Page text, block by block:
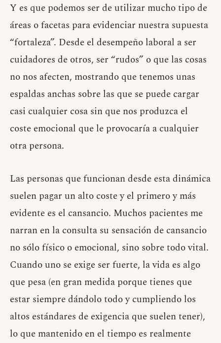
Y es que podemos ser de utilizar mucho tipo de
áreas o facetas para evidenciar nuestra supuesta
“fortaleza”. Desde el desempeño laboral a ser
cuidadores de otros, ser “rudos” o que las cosas
no nos afecten, mostrando que tenemos unas
espaldas anchas sobre las que se puede cargar
casi cualquier cosa sin que nos produzca el
coste emocional que le provocaría a cualquier
otra persona.
Las personas que funcionan desde esta dinámica
suelen pagar un alto coste y el primero y más
evidente es el cansancio. Muchos pacientes me
narran en la consulta su sensación de cansancio
no sólo físico o emocional, sino sobre todo vital.
Cuando uno se exige ser fuerte, la vida es algo
que pesa (en gran medida porque tienes que
estar siempre dándolo todo y cumpliendo los
altos estándares de exigencia que suelen tener),
lo que mantenido en el tiempo es realmente